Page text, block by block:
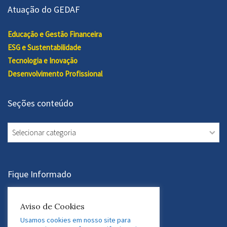
Atuação do GEDAF
Educação e Gestão Financeira
ESG e Sustentabilidade
Tecnologia e Inovação
Desenvolvimento Profissional
Seções conteúdo
Seções
conteúdo
Fique Informado
Assine a Newsletter
Aviso de Cookies
Usamos cookies em nosso site para